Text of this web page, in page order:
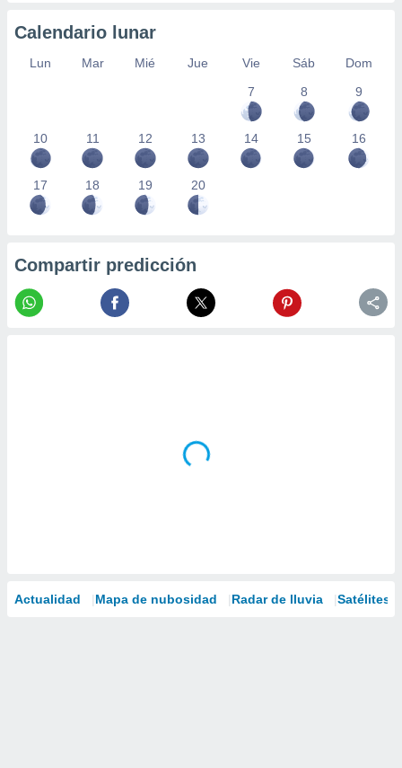
Calendario lunar
Lun Mar Mié Jue Vie Sáb
Dom
7
8 9
10 11 12 13 14 15 16
17 18 19 20
Compartir predicción
Actualidad Mapa de nubosidad Radar de lluvia Satélites